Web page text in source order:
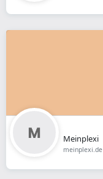
Meinplexi
meinplexi.de